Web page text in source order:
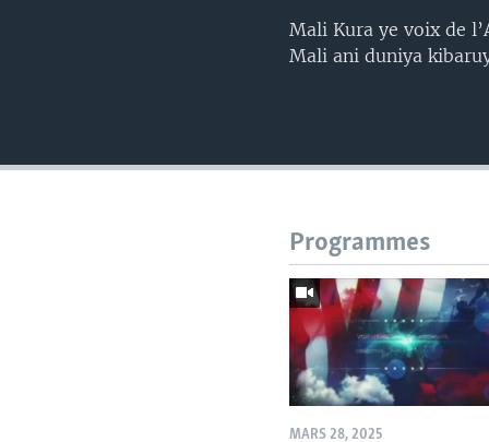
Mali Kura ye voix de
Mali ani duniya
Programmes
MARS 28, 2025